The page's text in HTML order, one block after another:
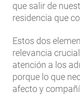
que salir de
residencia que
Estos dos
relevancia
atención a los
porque lo que
afecto y